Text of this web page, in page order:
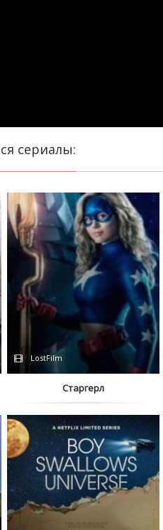
сериалы:
LostFilm
Старгерл